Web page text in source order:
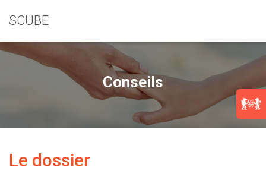
SCUBE
Conseils
Le dossier